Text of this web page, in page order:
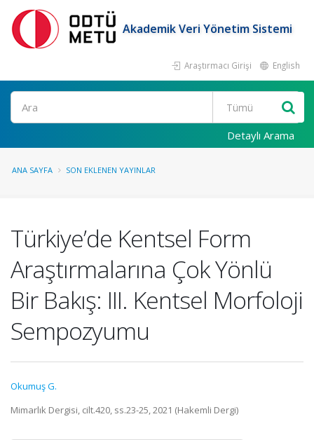
Akademik Veri Yönetim Sistemi
Araştırmacı Girişi English
Ara
Detaylı Arama
ANA SAYFA SON EKLENEN YAYINLAR
Türkiye’de Kentsel Form
Araştırmalarına Çok Yönlü
Bir Bakış: III. Kentsel Morfoloji
Sempozyumu
Okumuş G.
Mimarlık Dergisi, cilt.420, ss.23-25, 2021 (Hakemli Dergi)